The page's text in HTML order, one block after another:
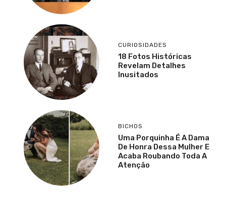
CURIOSIDADES
18 Fotos Históricas
Revelam Detalhes
Inusitados
BICHOS
Uma Porquinha É A Dama
De Honra Dessa Mulher E
Acaba Roubando Toda A
Atenção